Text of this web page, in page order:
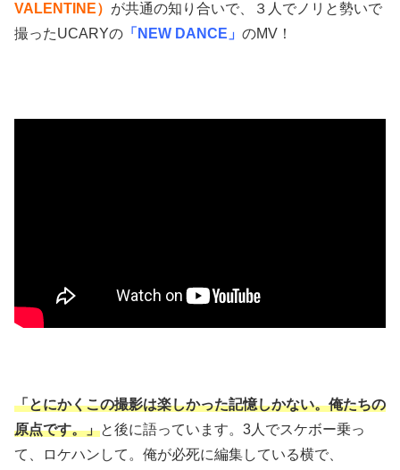
VALENTINE） が共通の知り合いで、３人でノリと勢いで
撮ったUCARYの 「NEW DANCE」 のMV！
「とにかくこの撮影は楽しかった記憶しかない。俺たちの
原点です。」と後に語っています。3人でスケボー乗っ
て、ロケハンして。俺が必死に編集している横で、